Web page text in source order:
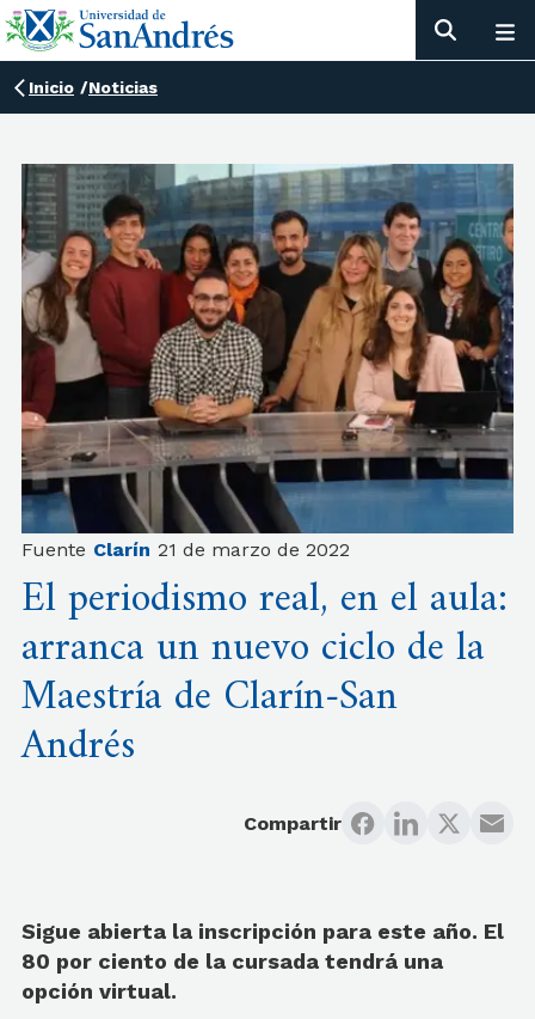
Inicio /Noticias
Fuente Clarín 21 de marzo de 2022
El periodismo real, en el aula:
arranca un nuevo ciclo de la
Maestría de Clarín-San
Andrés
Compartir
Sigue abierta la inscripción para este año. El
80 por ciento de la cursada tendrá una
opción virtual.